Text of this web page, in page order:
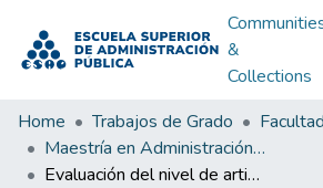
&
Collections
Home Trabajos de Grado
Maestría en Administración Pública
Evaluación del nivel de articulación en la implementación del plan integral de movilidad del área metropolitana centro occidente durante la vigencia del periodo 2020 -2021 en el municipio de Dosquebradas, Risaralda